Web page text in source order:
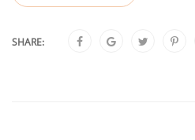
SHARE: